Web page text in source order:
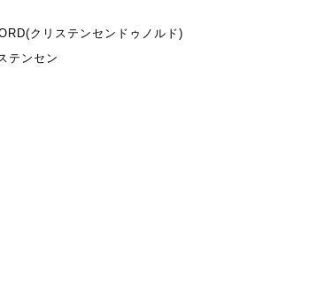
クリステンセンドゥノルド)
テンセン